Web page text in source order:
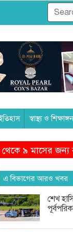
স্বাস্থ্য ও শিক্ষাঙ্গন
এ বিভাগের আরও খবর
শেখ